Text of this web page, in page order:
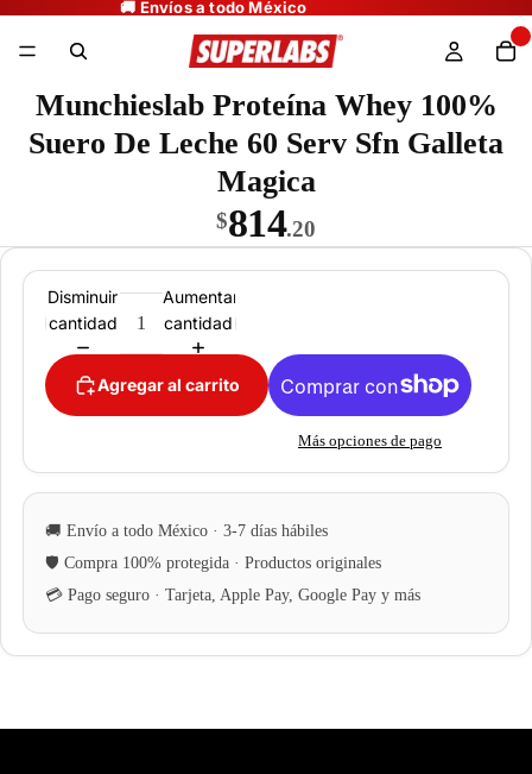
Munchieslab Proteína Whey 100%
Suero De Leche 60 Serv Sfn Galleta
Magica
$814.20
Disminuir
cantidad
Aumentar
cantidad
Agregar al carrito
Más opciones de pago